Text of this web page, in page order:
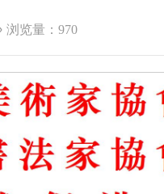
浏览量： 970